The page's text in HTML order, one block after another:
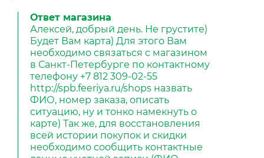
Ответ магазина
Алексей, добрый день. Не грустите)
Будет Вам карта) Для этого Вам
необходимо связаться с магазином
в Санкт-Петербурге по контактному
телефону +7 812 309-02-55
http://spb.feeriya.ru/shops назвать
ФИО, номер заказа, описать
ситуацию, ну и тонко намекнуть о
карте) Так же, для восстановления
всей истории покупок и скидки
необходимо сообщить контактные